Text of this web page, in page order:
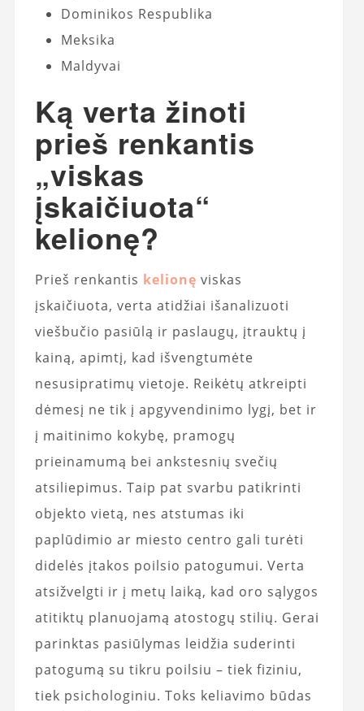
Dominikos Respublika
Meksika
Maldyvai
Ką verta žinoti
prieš renkantis
„viskas
įskaičiuota“
kelionę?
Prieš renkantis kelionę viskas
įskaičiuota, verta atidžiai išanalizuoti
viešbučio pasiūlą ir paslaugų, įtrauktų į
kainą, apimtį, kad išvengtumėte
nesusipratimų vietoje. Reikėtų atkreipti
dėmesį ne tik į apgyvendinimo lygį, bet ir
į maitinimo kokybę, pramogų
prieinamumą bei ankstesnių svečių
atsiliepimus. Taip pat svarbu patikrinti
objekto vietą, nes atstumas iki
paplūdimio ar miesto centro gali turėti
didelės įtakos poilsio patogumui. Verta
atsižvelgti ir į metų laiką, kad oro sąlygos
atitiktų planuojamą atostogų stilių. Gerai
parinktas pasiūlymas leidžia suderinti
patogumą su tikru poilsiu – tiek fiziniu,
tiek psichologiniu. Toks keliavimo būdas